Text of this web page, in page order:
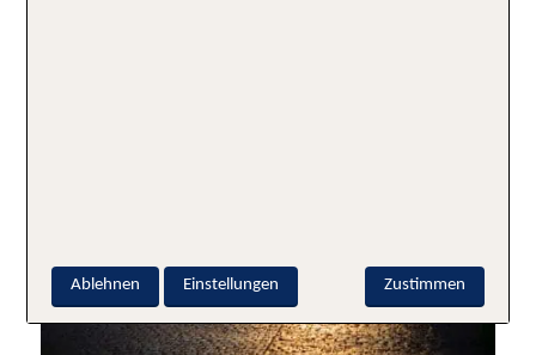
Zustimmen
Ablehnen Einstellungen